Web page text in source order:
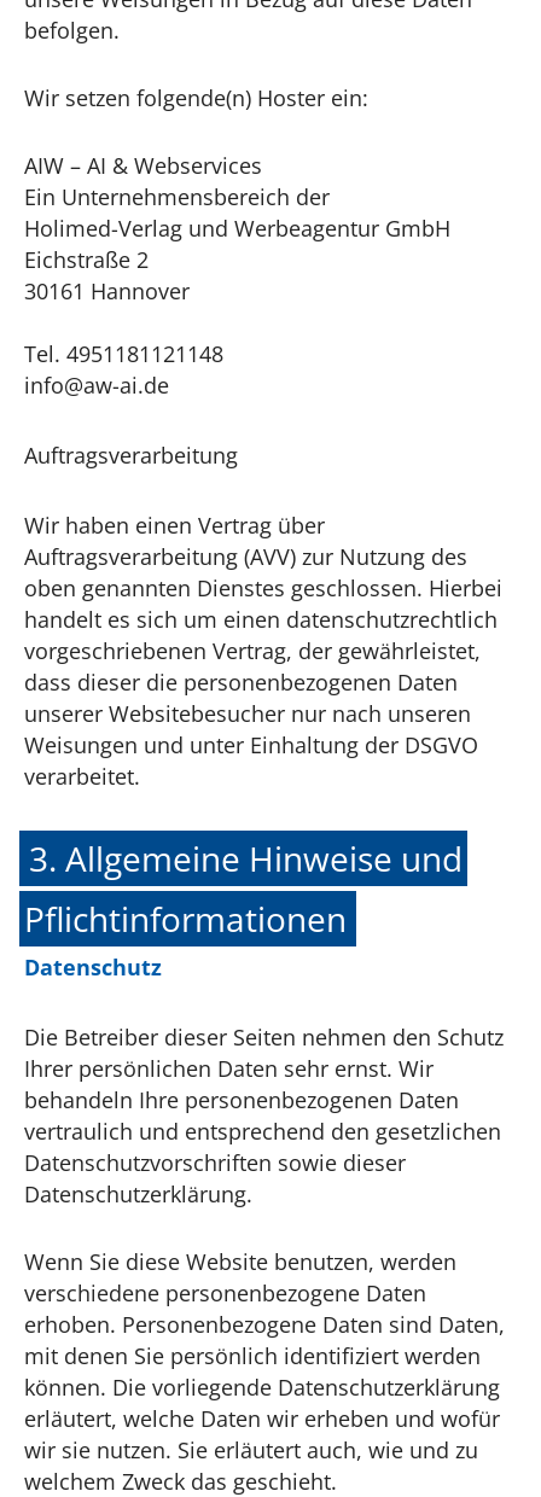
befolgen.
Wir setzen folgende(n) Hoster ein:
AIW – AI & Webservices
Ein Unternehmensbereich der
Holimed-Verlag und Werbeagentur GmbH
Eichstraße 2
30161 Hannover
Tel. 4951181121148
info@aw-ai.de
Auftragsverarbeitung
Wir haben einen Vertrag über
Auftragsverarbeitung (AVV) zur Nutzung des
oben genannten Dienstes geschlossen. Hierbei
handelt es sich um einen datenschutzrechtlich
vorgeschriebenen Vertrag, der gewährleistet,
dass dieser die personenbezogenen Daten
unserer Websitebesucher nur nach unseren
Weisungen und unter Einhaltung der DSGVO
verarbeitet.
3. Allgemeine Hinweise und
Pflicht­informationen
Datenschutz
Die Betreiber dieser Seiten nehmen den Schutz
Ihrer persönlichen Daten sehr ernst. Wir
behandeln Ihre personenbezogenen Daten
vertraulich und entsprechend den gesetzlichen
Datenschutzvorschriften sowie dieser
Datenschutzerklärung.
Wenn Sie diese Website benutzen, werden
verschiedene personenbezogene Daten
erhoben. Personenbezogene Daten sind Daten,
mit denen Sie persönlich identifiziert werden
können. Die vorliegende Datenschutzerklärung
erläutert, welche Daten wir erheben und wofür
wir sie nutzen. Sie erläutert auch, wie und zu
welchem Zweck das geschieht.